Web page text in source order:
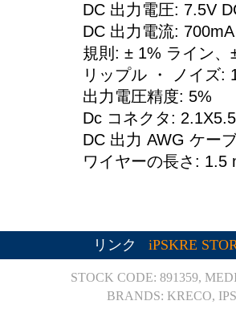
DC 出力電圧: 7.5V
DC 出力電流: 700mA
規則: ± 1% ライン、
リップル ・ ノイズ:
出力電圧精度: 5%
Dc コネクタ:
DC 出力 AWG ケー
ワイヤーの長さ: 1.5
リンク iPSKRE
STOCK CODE: 891359,
BRANDS: KRECO,